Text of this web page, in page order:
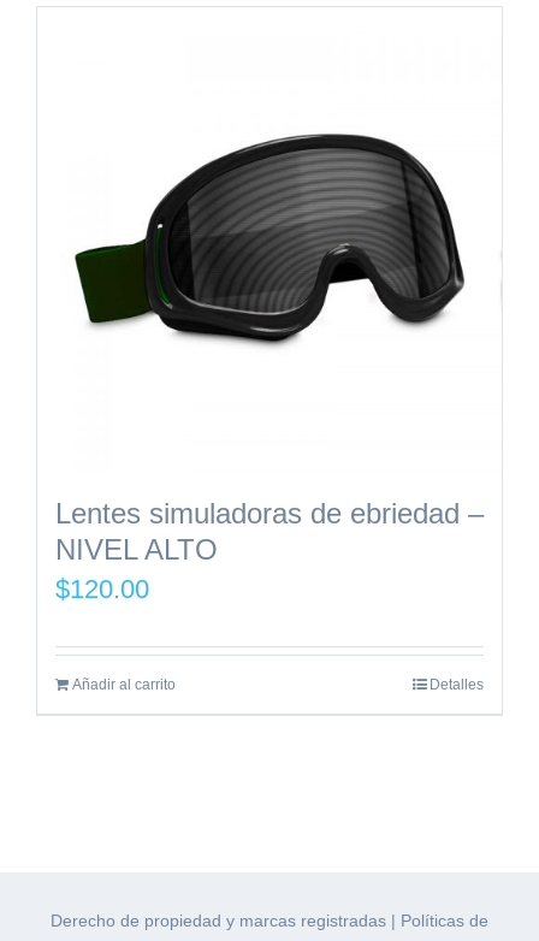
Lentes simuladoras de ebriedad –
NIVEL ALTO
$120.00
Añadir al carrito Detalles
Derecho de propiedad y marcas registradas | Políticas de